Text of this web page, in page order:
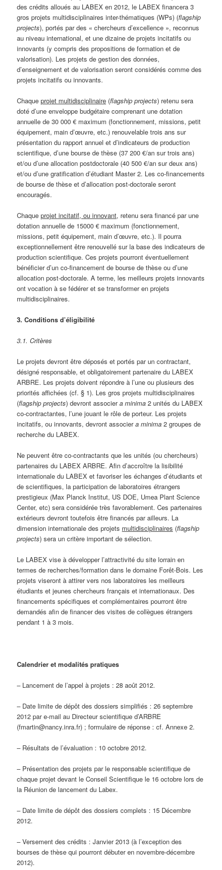
des crédits alloués au LABEX en 2012, le LABEX financera 3
gros projets multidisciplinaires inter-thématiques (WPs) (flagship
projects), portés par des « chercheurs d’excellence », reconnus
au niveau international, et une dizaine de projets incitatifs ou
innovants (y compris des propositions de formation et de
valorisation). Les projets de gestion des données,
d’enseignement et de valorisation seront considérés comme des
projets incitatifs ou innovants.
Chaqueprojet multidisciplinaire (flagship projects) retenu sera
doté d’une enveloppe budgétaire comprenant une dotation
annuelle de 30 000 € maximum (fonctionnement, missions, petit
équipement, main d’œuvre, etc.) renouvelable trois ans sur
présentation du rapport annuel et d’indicateurs de production
scientifique, d’une bourse de thèse (37 200 €/an sur trois ans)
et/ou d’une allocation postdoctorale (40 500 €/an sur deux ans)
et/ou d’une gratification d’étudiant Master 2. Les co-financements
de bourse de thèse et d’allocation post-doctorale seront
encouragés.
Chaqueprojet incitatif, ou innovant, retenu sera financé par une
dotation annuelle de 15000 € maximum (fonctionnement,
missions, petit équipement, main d’œuvre, etc.). Il pourra
exceptionnellement être renouvellé sur la base des indicateurs de
production scientifique. Ces projets pourront éventuellement
bénéficier d’un co-financement de bourse de thèse ou d’une
allocation post-doctorale. A terme, les meilleurs projets innovants
ont vocation à se fédérer et se transformer en projets
multidisciplinaires.
3. Conditions d’éligibilité
3.1. Critères
Le projets devront être déposés et portés par un contractant,
désigné responsable, et obligatoirement partenaire du LABEX
ARBRE. Les projets doivent répondre à l’une ou plusieurs des
priorités affichées (cf. § 1). Les gros projets multidisciplinaires
(flagship projects) devront associera minima 2 unités du LABEX
co-contractantes, l’une jouant le rôle de porteur. Les projets
incitatifs, ou innovants, devront associera minima 2 groupes de
recherche du LABEX.
Ne peuvent être co-contractants que les unités (ou chercheurs)
partenaires du LABEX ARBRE. Afin d’accroître la lisibilité
internationale du LABEX et favoriser les échanges d’étudiants et
de scientifiques, la participation de laboratoires étrangers
prestigieux (Max Planck Institut, US DOE, Umea Plant Science
Center, etc) sera considérée très favorablement. Ces partenaires
extérieurs devront toutefois être financés par ailleurs. La
dimension internationale des projets multidisciplinaires (flagship
projects) sera un critère important de sélection.
Le LABEX vise à développer l’attractivité du site lorrain en
termes de recherches/formation dans le domaine Forêt-Bois. Les
projets viseront à attirer vers nos laboratoires les meilleurs
étudiants et jeunes chercheurs français et internationaux. Des
financements spécifiques et complémentaires pourront être
demandés afin de financer des visites de collègues étrangers
pendant 1 à 3 mois.
Calendrier et modalités pratiques
– Lancement de l’appel à projets : 28 août 2012.
– Date limite de dépôt des dossiers simplifiés : 26 septembre
2012 par e-mail au Directeur scientifique d’ARBRE
(fmartin@nancy.inra.fr) ; formulaire de réponse : cf. Annexe 2.
– Résultats de l’évaluation : 10 octobre 2012.
– Présentation des projets par le responsable scientifique de
chaque projet devant le Conseil Scientifique le 16 octobre lors de
la Réunion de lancement du Labex.
– Date limite de dépôt des dossiers complets : 15 Décembre
2012.
– Versement des crédits : Janvier 2013 (à l’exception des
bourses de thèse qui pourront débuter en novembre-décembre
2012).